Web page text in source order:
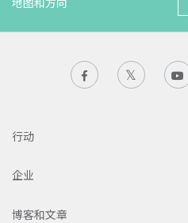
行动
企业
博客和文章